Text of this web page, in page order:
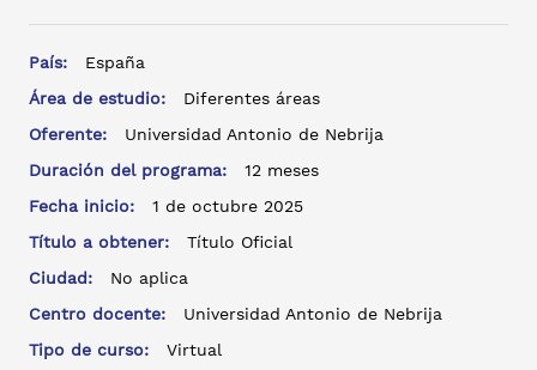
País:
España
Área de estudio:
Diferentes áreas
Oferente:
Universidad Antonio de Nebrija
Duración del programa:
12 meses
Fecha inicio:
1 de octubre 2025
Título a obtener:
Título Oficial
Ciudad:
No aplica
Centro docente:
Universidad Antonio de Nebrija
Tipo de curso:
Virtual